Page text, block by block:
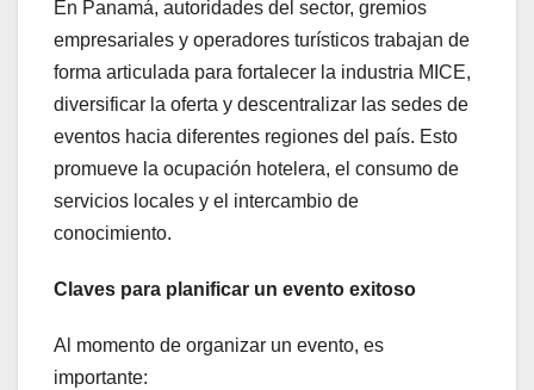
En Panamá, autoridades del sector, gremios
empresariales y operadores turísticos trabajan de
forma articulada para fortalecer la industria MICE,
diversificar la oferta y descentralizar las sedes de
eventos hacia diferentes regiones del país. Esto
promueve la ocupación hotelera, el consumo de
servicios locales y el intercambio de
conocimiento.
Claves para planificar un evento exitoso
Al momento de organizar un evento, es
importante: